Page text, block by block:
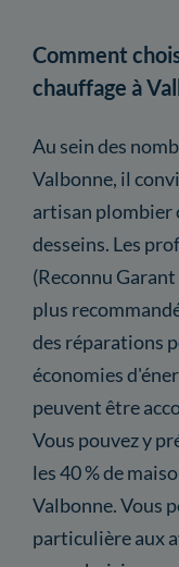
Comment
chauffage à
Au sein des
Valbonne, il
artisan plombier
desseins. Les
(Reconnu
plus
des réparations
économies
peuvent être
Vous pouvez y
les 40 % de
Valbonne. Vous
particulière aux